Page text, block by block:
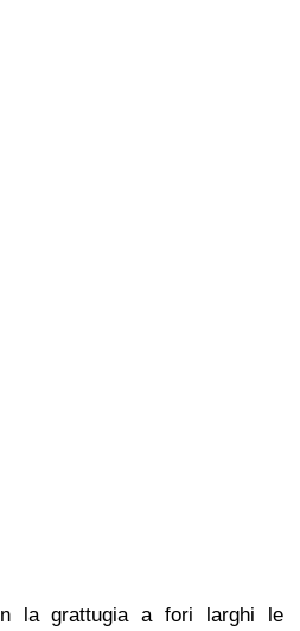
la grattugia a fori larghi le